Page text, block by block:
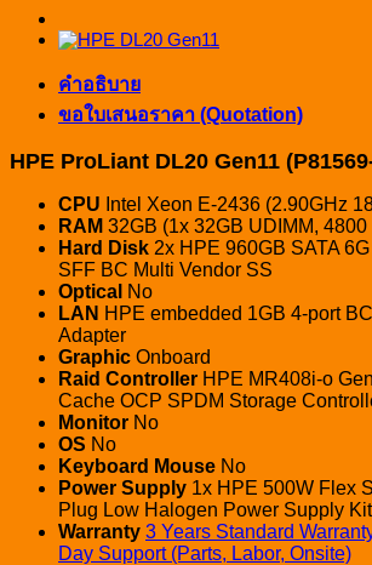
คำอธิบาย
ขอใบเสนอราคา (Quotation)
HPE ProLiant DL20 Gen11
CPU Intel Xeon E-2436 (2.90GHz
RAM 32GB (1x 32GB UDIMM, 4800
Hard Disk 2x HPE 960GB SATA
SFF BC Multi Vendor SS
Optical No
LAN HPE embedded 1GB 4-port
Adapter
Graphic Onboard
Raid Controller HPE MR408i-o
Cache OCP SPDM Storage
Monitor No
OS No
Keyboard Mouse No
Power Supply 1x HPE 500W Flex
Plug Low Halogen Power Supply Kit
Warranty 3 Years Standard
Day Support (Parts, Labor, Onsite)